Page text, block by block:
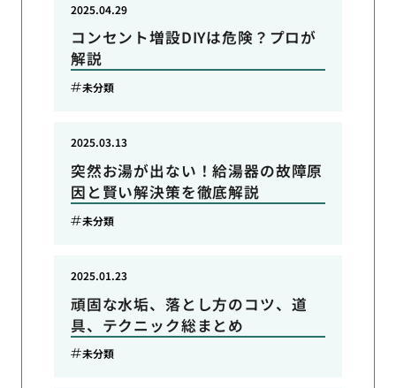
コンセント増設DIYは危険？プロが
解説
2025.04.29
未分類
突然お湯が出ない！給湯器の故障原
因と賢い解決策を徹底解説
2025.03.13
未分類
頑固な水垢、落とし方のコツ、道
具、テクニック総まとめ
2025.01.23
未分類